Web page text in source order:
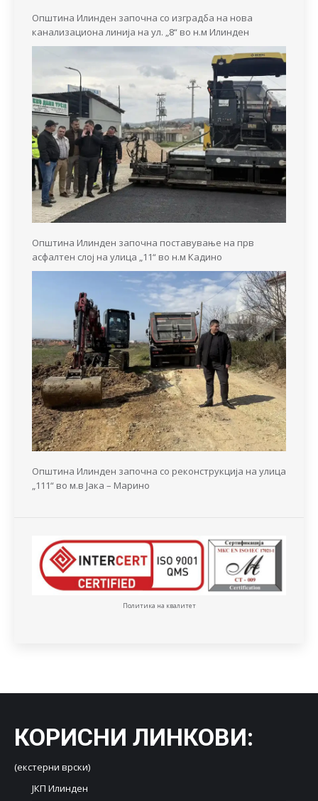
Општина Илинден започна со изградба на нова
канализациона линија на ул. „8“ во н.м Илинден
Општина Илинден започна поставување на прв
асфалтен слој на улица „11“ во н.м Кадино
Општина Илинден започна со реконструкција на улица
„111“ во м.в Јака – Марино
Политика на квалитет
КОРИСНИ ЛИНКОВИ:
(екстерни врски)
ЈКП Илинден